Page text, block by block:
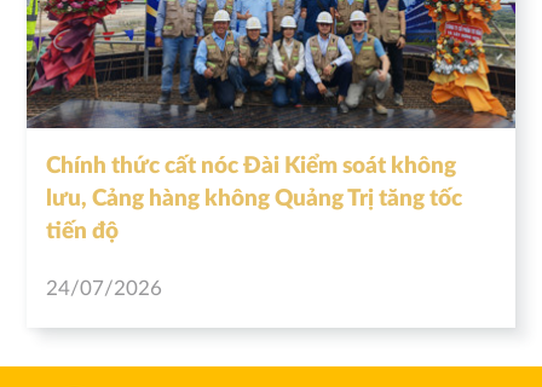
Chính thức cất nóc Đài Kiểm soát không
lưu, Cảng hàng không Quảng Trị tăng tốc
tiến độ
24/07/2026